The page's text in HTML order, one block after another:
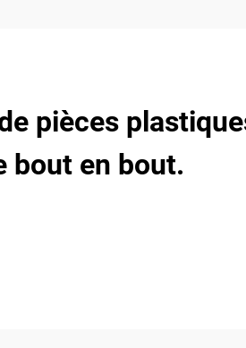
pièces
bout en bout.